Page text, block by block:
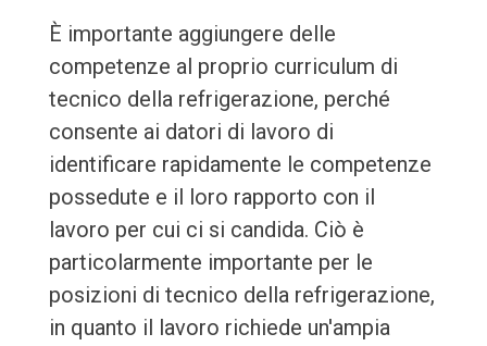
È importante aggiungere delle
competenze al proprio curriculum di
tecnico della refrigerazione, perché
consente ai datori di lavoro di
identificare rapidamente le competenze
possedute e il loro rapporto con il
lavoro per cui ci si candida. Ciò è
particolarmente importante per le
posizioni di tecnico della refrigerazione,
in quanto il lavoro richiede un'ampia